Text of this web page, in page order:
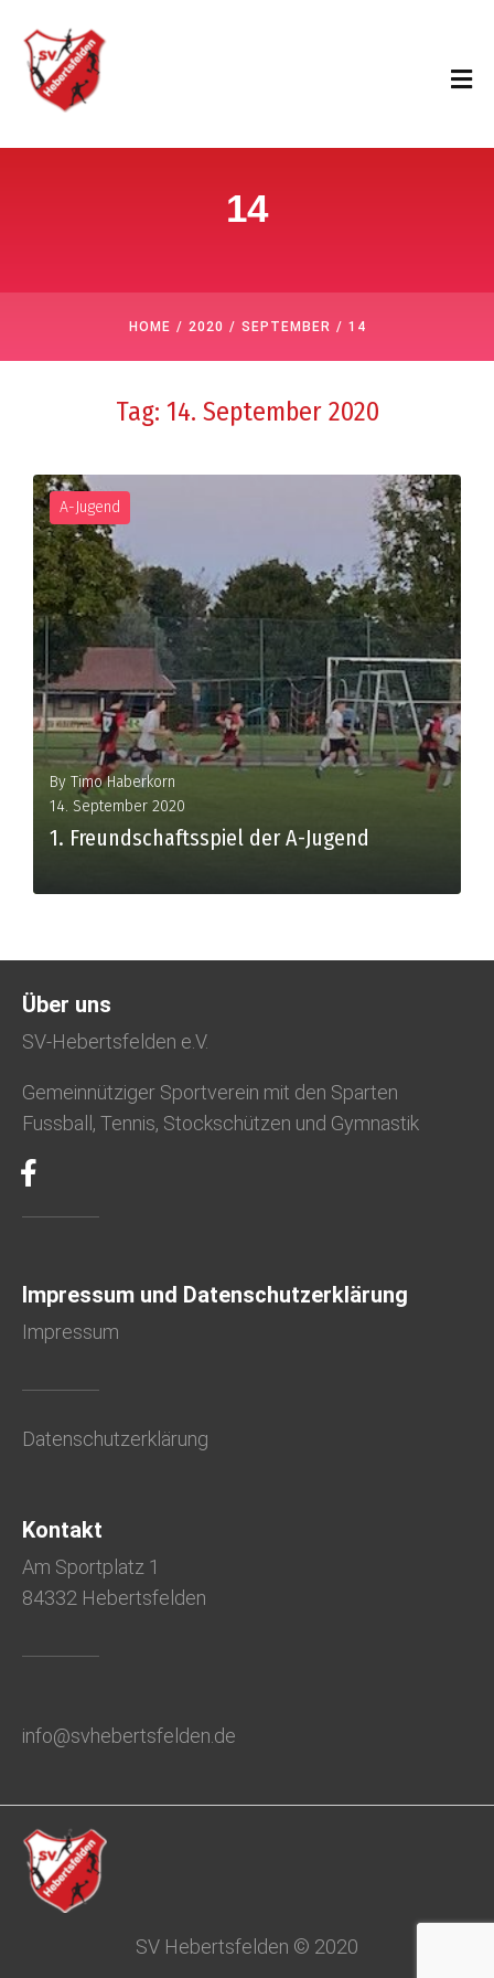
14
HOME / 2020 / SEPTEMBER / 14
Tag: 14. September 2020
A-Jugend
By Timo Haberkorn
14. September 2020
1. Freundschaftsspiel der A-Jugend
MORE
Über uns
SV-Hebertsfelden e.V.
Gemeinnütziger Sportverein mit den Sparten
Fussball, Tennis, Stockschützen und Gymnastik
Impressum und Datenschutzerklärung
Impressum
Datenschutzerklärung
Kontakt
Am Sportplatz 1
84332 Hebertsfelden
info@svhebertsfelden.de
SV Hebertsfelden © 2020